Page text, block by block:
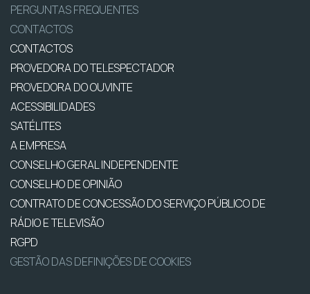
PERGUNTAS FREQUENTES
CONTACTOS
CONTACTOS
PROVEDORA DO TELESPECTADOR
PROVEDORA DO OUVINTE
ACESSIBILIDADES
SATÉLITES
A EMPRESA
CONSELHO GERAL INDEPENDENTE
CONSELHO DE OPINIÃO
CONTRATO DE CONCESSÃO DO SERVIÇO PÚBLICO DE
RÁDIO E TELEVISÃO
RGPD
GESTÃO DAS DEFINIÇÕES DE COOKIES